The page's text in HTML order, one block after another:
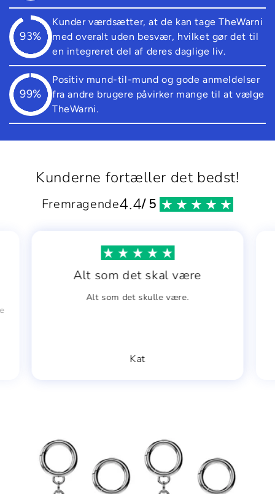
93%
Kunder værdsætter, at de kan tage TheWarni
med overalt uden besvær, hvilket gør det til
en integreret del af deres daglige liv.
99%
Positiv mund-til-mund og gode anmeldelser
fra andre brugere påvirker mange til at vælge
TheWarni.
Kunderne fortæller det bedst!
Fremragende4.4/ 5
Alt som det skal være
Alt som det skulle være.
Kat